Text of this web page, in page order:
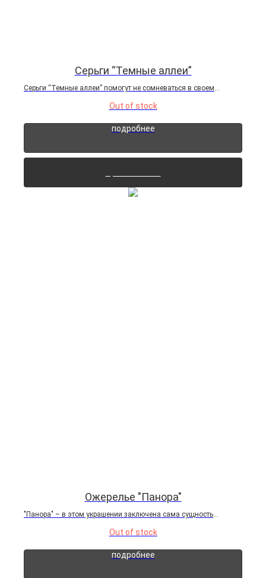
Серьги “Темные аллеи”
Серьги “Темные аллеи” помогут не сомневаться в своем
что считает нужным, не оборачиваясь на толки и пересуды
Out of stock
подробнее
Ожерелье "Панора"
"Панора" – в этом украшении заключена сама сущность
дарует своей владелице ясность ума и внутреннюю гармонию.
Out of stock
подробнее